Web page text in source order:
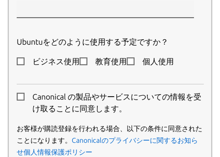
Ubuntuをどのように使用する予定ですか？
ビジネス使用 教育使用 個人使用
Canonical の製品やサービスについての情報を受
け取ることに同意します。
お客様が購読登録を行われる場合、以下の条件に同意された
ことになります。 Canonicalのプライバシーに関するお知ら
せ個人情報保護ポリシー